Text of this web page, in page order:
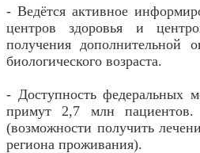
- Ведётся активное
центров здоровья и
получения дополнительной
биологического возраста.
- Доступность федеральных
примут 2,7 млн пациентов.
(возможности получить
региона проживания).